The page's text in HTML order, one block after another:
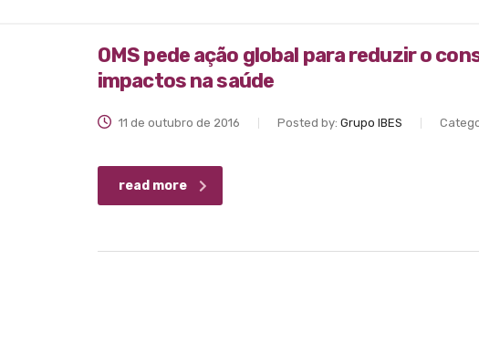
OMS pede ação global para reduzir o
impactos na saúde
11 de outubro de 2016 Posted by: Grupo IBES
read more